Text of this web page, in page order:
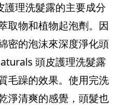
理洗髮露的主要成分
取物和植物起泡劑。因
密的泡沫來深度淨化頭
頭皮護理洗髮露
毛躁的效果。使用完洗
淨清爽的感覺，頭髮也